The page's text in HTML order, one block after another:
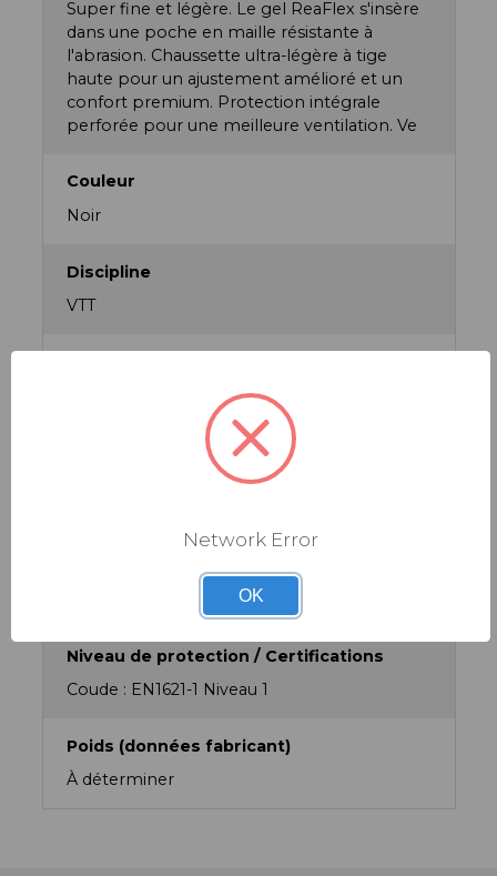
Super fine et légère. Le gel ReaFlex s'insère
dans une poche en maille résistante à
l'abrasion. Chaussette ultra-légère à tige
haute pour un ajustement amélioré et un
confort premium. Protection intégrale
perforée pour une meilleure ventilation. Ve
Couleur
Noir
Discipline
VTT
Emballage sans plastique
Famille de produit
ReaFlex : Gel souple à profil fin, ventilé, qui
Niveau de protection / Certifications
Coude : EN1621-1 Niveau 1
Poids (données fabricant)
À déterminer
Network Error
OK